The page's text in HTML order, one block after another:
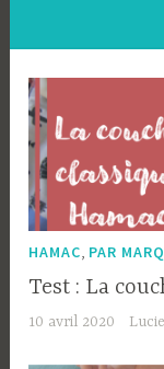
HAMAC, PAR
Test : La
10 avril 2020 Lucie